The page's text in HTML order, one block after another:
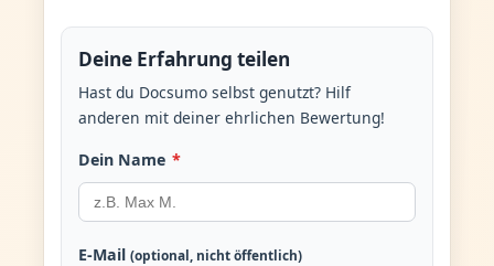
Deine Erfahrung teilen
Hast du Docsumo selbst genutzt? Hilf
anderen mit deiner ehrlichen Bewertung!
Dein Name *
E-Mail (optional, nicht öffentlich)